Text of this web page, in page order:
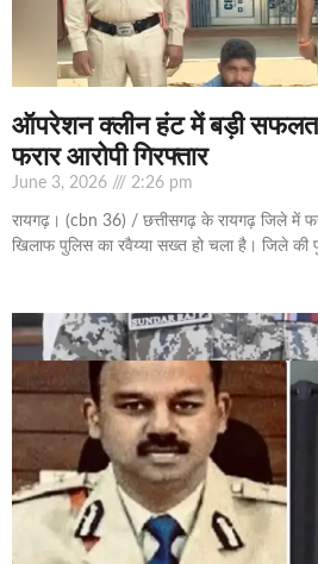
ऑपरेशन क्लीन हंट में बड़ी
फरार आरोपी गिरफ्तार
June 3, 2026 2:26 pm
रायगढ़। (cbn 36) / छत्तीसगढ़ के रायगढ़ जिले में
खिलाफ पुलिस का रवैय्या सख्त हो चला है। जिले की